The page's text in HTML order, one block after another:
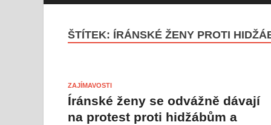
ŠTÍTEK: ÍRÁNSKÉ ŽENY PROTI
ZAJÍMAVOSTI
Íránské ženy se odvážně dávají
na protest proti hidžábům a